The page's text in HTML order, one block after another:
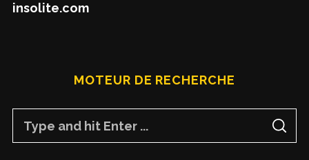
insolite.com
MOTEUR DE RECHERCHE
S
A